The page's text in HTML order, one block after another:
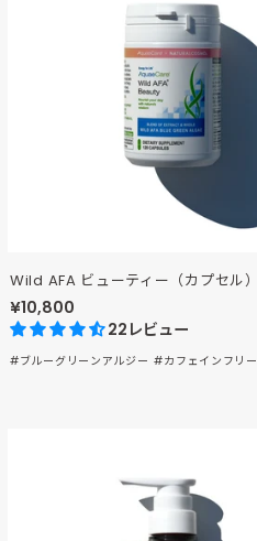
Wild AFA ビューティー（カプセル）
¥10,800
22レビュー
#ブルーグリーンアルジー #カフェインフリー